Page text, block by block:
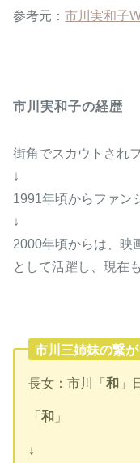
参考元：市川実和子
市川実和子の経歴
街角でスカウトされ
↓
1991年頃からファン
↓
2000年頃からは、映
として活躍し、現在
市川三姉妹の繋
長女：市川「和 」
「和 」
↓